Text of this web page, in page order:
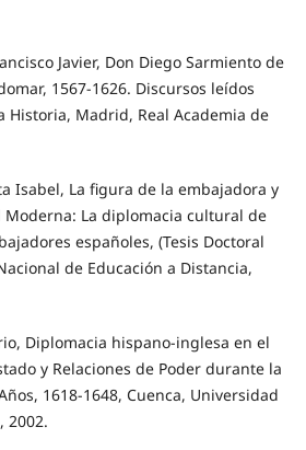
Javier, Don Diego Sarmiento de
1567-1626. Discursos leídos
Historia, Madrid, Real Academia de
Isabel, La figura de la embajadora y
Moderna: La diplomacia cultural de
españoles, (Tesis Doctoral
de Educación a Distancia,
Diplomacia hispano-inglesa en el
y Relaciones de Poder durante la
1618-1648, Cuenca, Universidad
2002.